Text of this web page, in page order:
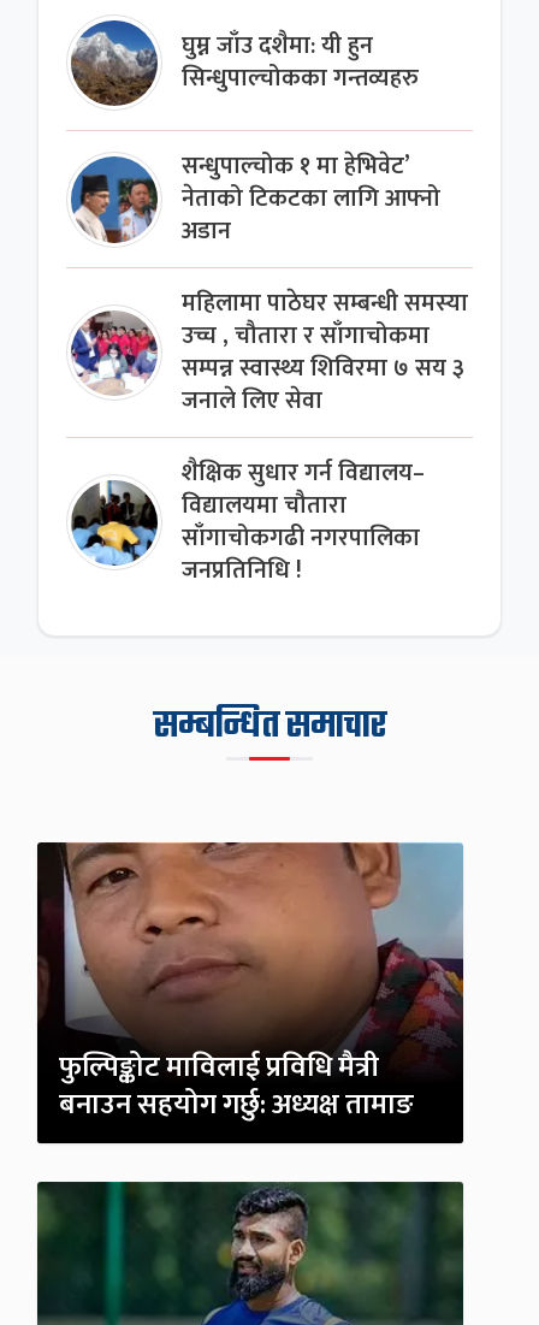
घुम्न जाँउ दशैमा: यी हुन
सिन्धुपाल्चोकका गन्तव्यहरु
सन्धुपाल्चोक १ मा हेभिवेट’
नेताको टिकटका लागि आफ्नो
अडान
महिलामा पाठेघर सम्बन्धी समस्या
उच्च , चौतारा र साँगाचोकमा
सम्पन्न स्वास्थ्य शिविरमा ७ सय ३
जनाले लिए सेवा
शैक्षिक सुधार गर्न विद्यालय–
विद्यालयमा चौतारा
साँगाचोकगढी नगरपालिका
जनप्रतिनिधि !
सम्बन्धित समाचार
फुल्पिङ्कोट माविलाई प्रविधि मैत्री
बनाउन सहयोग गर्छु: अध्यक्ष तामाङ